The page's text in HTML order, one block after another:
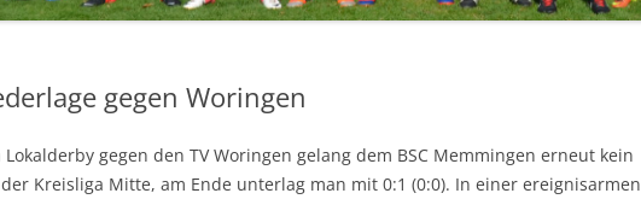
gegen Woringen
Lokalderby gegen den TV Woringen gelang dem BSC Memmingen erneut kein
Kreisliga Mitte, am Ende unterlag man mit 0:1 (0:0). In einer ereignisarmen